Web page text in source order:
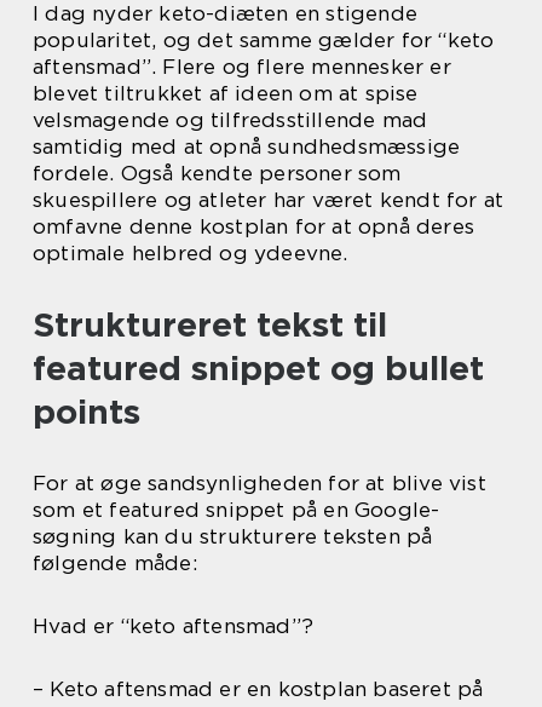
I dag nyder keto-diæten en stigende
popularitet, og det samme gælder for “keto
aftensmad”. Flere og flere mennesker er
blevet tiltrukket af ideen om at spise
velsmagende og tilfredsstillende mad
samtidig med at opnå sundhedsmæssige
fordele. Også kendte personer som
skuespillere og atleter har været kendt for at
omfavne denne kostplan for at opnå deres
optimale helbred og ydeevne.
Struktureret tekst til
featured snippet og bullet
points
For at øge sandsynligheden for at blive vist
som et featured snippet på en Google-
søgning kan du strukturere teksten på
følgende måde:
Hvad er “keto aftensmad”?
– Keto aftensmad er en kostplan baseret på